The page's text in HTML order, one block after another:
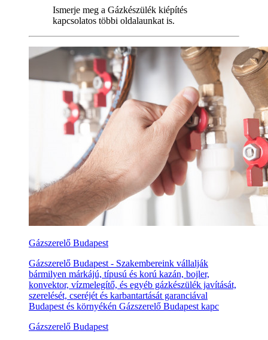
Ismerje meg a Gázkészülék kiépítés
kapcsolatos többi oldalaunkat is.
Gázszerelő Budapest
Gázszerelő Budapest - Szakembereink vállalják
bármilyen márkájú, típusú és korú kazán, bojler,
konvektor, vízmelegítő, és egyéb gázkészülék javítását,
szerelését, cseréjét és karbantartását garanciával
Budapest és környékén Gázszerelő Budapest kapc
Gázszerelő Budapest